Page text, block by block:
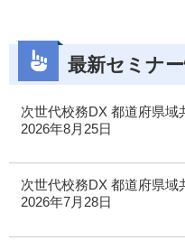
最新セミナ
次世代校務DX 都道府県域
2026年8月25日
次世代校務DX 都道府県域
2026年7月28日